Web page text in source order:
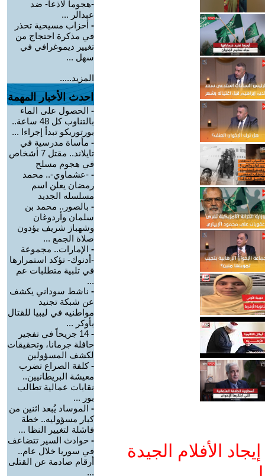
الأفلام الجيدة
-هجوماً لاذعاً- ضد
عبدالر ...
- أحزاب مسيحية تحذر
في مذكرة احتجاج من
تغيير ديموغرافي في
سهل ...
المزيد.....
احدث الأخبار المهمة
- الحصول على الماء
بالتناوب كل 48 ساعة..
بورتوريكو تبدأ إجراءا ...
- مأساة مدرسية في
تايلاند.. مقتل 7 أشخاص
في هجوم مسلح
- -عشماوي-.. محمد
رمضان يعلن اسم
مسلسله الجديد
- بالصور.. محمد بن
سلمان وأردوغان
وشهباز شريف يؤدون
صلاة الجمع ...
- الإمارات.. مجموعة
-أدنوك- تؤكد استمرارها
في تلبية متطلبات عم
...
- ناشط سوداني يكشف
عن شبكة تجنيد
مواطنيه في ليبيا للقتال
بأوكر ...
-
14 جريحاً في تفجير
حافلة جرمانا، وتحقيقات
لكشف المسؤولين
-كلفة الصراع تضرب
معيشة البريطانيين..
نقابات عمالية تطالب
بور ...
- الموساد يُبعد اثنين من
كبار مسؤوليه.. خطة
فاشلة لتغيير النظا ...
- حوادث السير تتضاعف
في سوريا خلال عام..
أرقام صادمة عن القتلى
...